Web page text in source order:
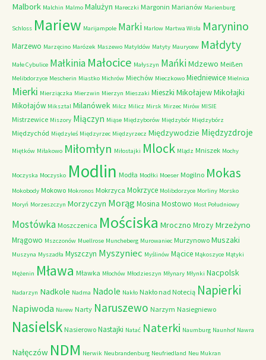
Malbork Malchin Malmo Malużyn Mareczki Margonin Marianów Marienburg
Schloss Mariew Marijampole Marki Marlow Martwa Wisła Marynino
Marzewo Marzęcino Marózek Maszewo Matyldów Matyty Maurycew Małdyty
Małe Cybulice Małkinia Małocice Małyszyn MańkiMdzewo Meißen
Melibdorzyce Mescherin Miastko Michrów Miechów Mieczkowo Miedniewice Mielnica
Mierki Mierziączka Mierzwin Mierzyn Mieszaki Mieszki MikołajewMikołajki
Mikołajów Miksztal Milanówek Milcz Milicz Mirsk Mirzec Mirów MISIE
Mistrzewice Miszory Miączyn Miąse Międzyborów Międzybór Międzybórz
Międzychód Międzyleś Międzyrzec Międzyrzecz Międzywodzie Międzyzdroje
Miętków Miłakowo Miłomłyn Miłostajki Mlock Mlądz Mniszek Mochy
Moczyska Moczysko Modlin Modła Modłki Moeser Mogilno Mokas
Mokobody Mokowo Mokronos Mokrzyca Mokrzyce Molibdorzyce Morliny Morsko
Moryń Morzeszczyn Morzyczyn MorągMosina Mostowo Most Południowy
Mostówka Moszczenica Mościska Mroczno Mrozy Mrzeżyno
Mrągowo Mszczonów Muellrose Muncheberg Murowaniec Murzynowo Muszaki
Muszyna Myszadła Myszczyn Myszyniec Myślinów Mącice Mąkoszyce Mątyki
Mężenin Mława Mławka Młochów Młodzieszyn Młynary Młynki Nacpolsk
Nadarzyn Nadkole Nadma Nadole Nakło Nakło nad Notecią Napierki
Napiwoda Narew Narty Naruszewo Narzym Nasiegniewo
Nasielsk Nasierowo Nastajki Natać Naterki Naumburg Naunhof Nawra
Nałęczów NDM Nerwik Neubrandenburg Neufriedland Neu Mukran